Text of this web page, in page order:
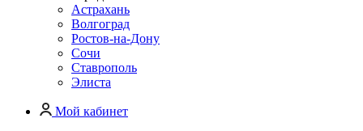
Астрахань
Волгоград
Ростов-на-Дону
Сочи
Ставрополь
Элиста
Мой кабинет